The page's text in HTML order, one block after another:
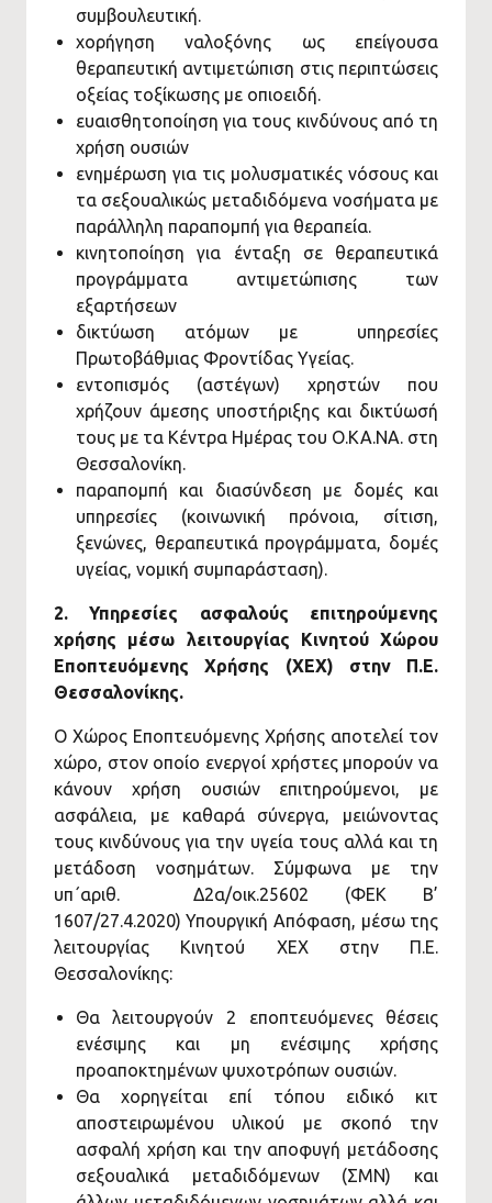
συμβουλευτική.
χορήγηση ναλοξόνης ως επείγουσα
θεραπευτική αντιμετώπιση στις περιπτώσεις
οξείας τοξίκωσης με οπιοειδή.
ευαισθητοποίηση για τους κινδύνους από τη
χρήση ουσιών
ενημέρωση για τις μολυσματικές νόσους και
τα σεξουαλικώς μεταδιδόμενα νοσήματα με
παράλληλη παραπομπή για θεραπεία.
κινητοποίηση για ένταξη σε θεραπευτικά
προγράμματα αντιμετώπισης των
εξαρτήσεων
δικτύωση ατόμων με υπηρεσίες
Πρωτοβάθμιας Φροντίδας Υγείας.
εντοπισμός (αστέγων) χρηστών που
χρήζουν άμεσης υποστήριξης και δικτύωσή
τους με τα Κέντρα Ημέρας του Ο.ΚΑ.ΝΑ. στη
Θεσσαλονίκη.
παραπομπή και διασύνδεση με δομές και
υπηρεσίες (κοινωνική πρόνοια, σίτιση,
ξενώνες, θεραπευτικά προγράμματα, δομές
υγείας, νομική συμπαράσταση).
2. Υπηρεσίες ασφαλούς επιτηρούμενης
χρήσης μέσω λειτουργίας Κινητού Χώρου
Εποπτευόμενης Χρήσης (ΧΕΧ) στην Π.Ε.
Θεσσαλονίκης.
Ο Χώρος Εποπτευόμενης Χρήσης αποτελεί τον
χώρο, στον οποίο ενεργοί χρήστες μπορούν να
κάνουν χρήση ουσιών επιτηρούμενοι, με
ασφάλεια, με καθαρά σύνεργα, μειώνοντας
τους κινδύνους για την υγεία τους αλλά και τη
μετάδοση νοσημάτων. Σύμφωνα με την
υπ΄αριθ. Δ2α/οικ.25602 (ΦΕΚ Β’
1607/27.4.2020) Υπουργική Απόφαση, μέσω της
λειτουργίας Κινητού ΧΕΧ στην Π.Ε.
Θεσσαλονίκης:
Θα λειτουργούν 2 εποπτευόμενες θέσεις
ενέσιμης και μη ενέσιμης χρήσης
προαποκτημένων ψυχοτρόπων ουσιών.
Θα χορηγείται επί τόπου ειδικό κιτ
αποστειρωμένου υλικού με σκοπό την
ασφαλή χρήση και την αποφυγή μετάδοσης
σεξουαλικά μεταδιδόμενων (ΣΜΝ) και